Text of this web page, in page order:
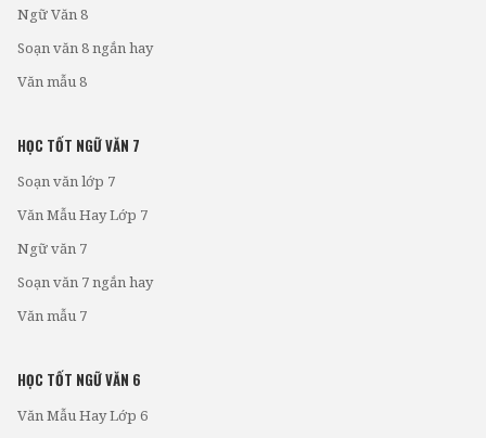
Ngữ Văn 8
Soạn văn 8 ngắn hay
Văn mẫu 8
HỌC TỐT NGỮ VĂN 7
Soạn văn lớp 7
Văn Mẫu Hay Lớp 7
Ngữ văn 7
Soạn văn 7 ngắn hay
Văn mẫu 7
HỌC TỐT NGỮ VĂN 6
Văn Mẫu Hay Lớp 6